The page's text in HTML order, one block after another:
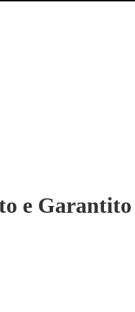
e Garantito